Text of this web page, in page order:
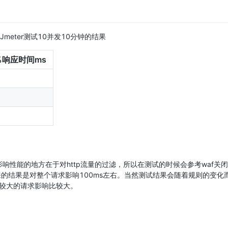
测试10并发10分钟的结果
应时间ms
性能的地方在于对http流量的过滤，所以在测试的时候会参考waf关
结果是对整个请求影响100ms左右。当然测试结果会随着规则的变化
大的请求影响比较大。